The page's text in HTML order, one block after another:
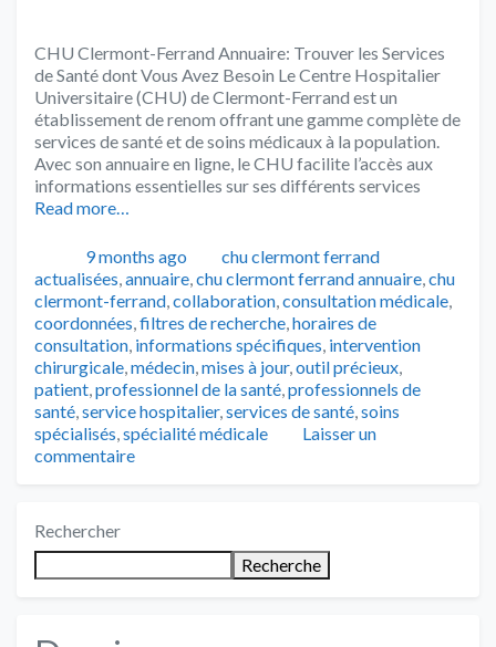
CHU Clermont-Ferrand Annuaire: Trouver les Services
de Santé dont Vous Avez Besoin Le Centre Hospitalier
Universitaire (CHU) de Clermont-Ferrand est un
établissement de renom offrant une gamme complète de
services de santé et de soins médicaux à la population.
Avec son annuaire en ligne, le CHU facilite l’accès aux
informations essentielles sur ses différents services
Read more…
Publié9 months ago Catégories
chu clermont ferrand
actualisées,annuaire,chu clermont ferrand annuaire,chu
clermont-ferrand,collaboration,consultation médicale,
coordonnées,filtres de recherche,horaires de
consultation, informations spécifiques, intervention
chirurgicale,médecin,mises à jour,outil précieux,
patient,professionnel de la santé,professionnels de
santé,service hospitalier,services de santé,soins
spécialisés,spécialité médicale
Laisser un
commentaire
Rechercher
Recherche